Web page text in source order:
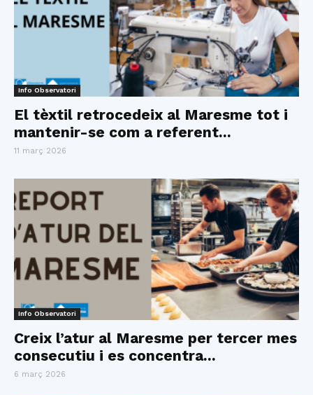
Info Observatori
El tèxtil retrocedeix al Maresme tot i
mantenir-se com a referent...
11 març 2026
Info Observatori
Creix l’atur al Maresme per tercer mes
consecutiu i es concentra...
6 març 2026